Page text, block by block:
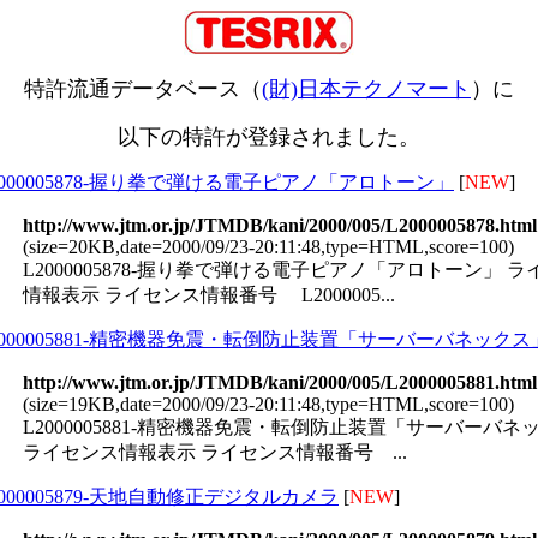
特許流通データベース（(財)日本テクノマート ）に
以下の特許が登録されました。
握り拳で弾ける電子ピアノ「アロトーン」 [NEW]
http://www.jtm.or.jp/JTMDB/kani/2000/005/L2000005878.html
(size=20KB,date=2000/09/23-20:11:48,type=HTML,score=100)
L2000005878-握り拳で弾ける電子ピアノ「アロトーン」 ラ
情報表示 ライセンス情報番号 L2000005...
精密機器免震・転倒防止装置「サーバーバネックス
http://www.jtm.or.jp/JTMDB/kani/2000/005/L2000005881.html
(size=19KB,date=2000/09/23-20:11:48,type=HTML,score=100)
L2000005881-精密機器免震・転倒防止装置「サーバーバネッ
ライセンス情報表示 ライセンス情報番号 ...
天地自動修正デジタルカメラ [NEW]